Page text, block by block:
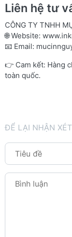
Liên hệ tư
CÔNG TY TNHH
🌐 Website:
📧 Email:
👉 Cam kết: Hàng
toàn quốc.
ĐỂ LẠI NHẬN